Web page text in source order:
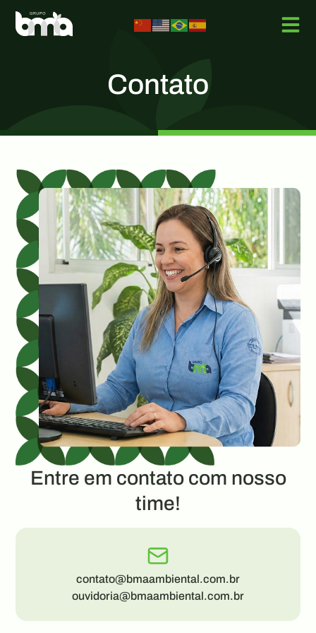
Contato
Entre em contato com nosso
time!
contato@bmaambiental.com.br
ouvidoria@bmaambiental.com.br